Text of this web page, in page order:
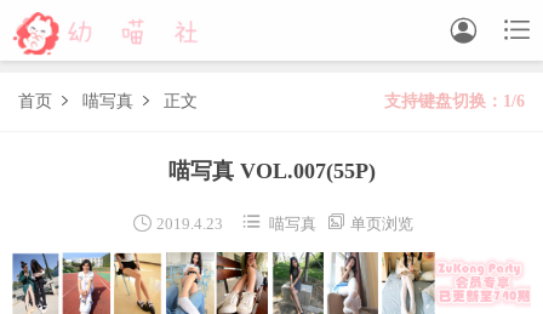


FREE LOVEPLUS R15 SSR
森萝财团视频
首页  喵写真  正文 支持键盘切换：1/6
喵写真 VOL.007(55P)
 2019.4.23  喵写真  单页浏览